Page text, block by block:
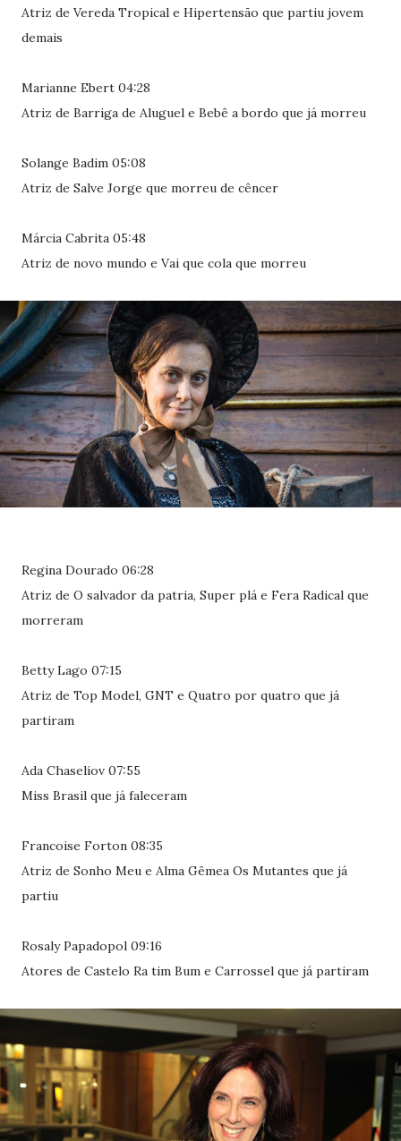
Atriz de Vereda Tropical e Hipertensão que partiu jovem
demais
Marianne Ebert 04:28
Atriz de Barriga de Aluguel e Bebê a bordo que já morreu
Solange Badim 05:08
Atriz de Salve Jorge que morreu de cêncer
Márcia Cabrita 05:48
Atriz de novo mundo e Vai que cola que morreu
Regina Dourado 06:28
Atriz de O salvador da patria, Super plá e Fera Radical que
morreram
Betty Lago 07:15
Atriz de Top Model, GNT e Quatro por quatro que já
partiram
Ada Chaseliov 07:55
Miss Brasil que já faleceram
Francoise Forton 08:35
Atriz de Sonho Meu e Alma Gêmea Os Mutantes que já
partiu
Rosaly Papadopol 09:16
Atores de Castelo Ra tim Bum e Carrossel que já partiram